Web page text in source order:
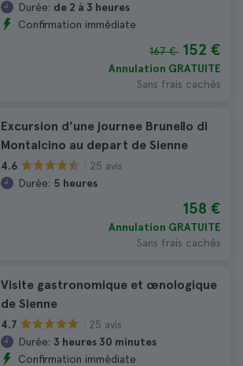
Durée: de 2 à 3 heures
Confirmation immédiate
167 € 152 €
Annulation GRATUITE
Sans frais cachés
Excursion d'une journee Brunello di
Montalcino au depart de Sienne
4.6
25 avis
Durée: 5 heures
158 €
Annulation GRATUITE
Sans frais cachés
Visite gastronomique et œnologique
de Sienne
4.7
25 avis
Durée: 3 heures 30 minutes
Confirmation immédiate